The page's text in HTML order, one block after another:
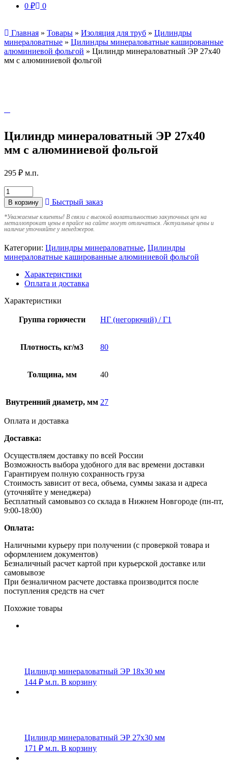
0 ₽ 0
Главная » Товары » Изоляция для труб » Цилиндры
минераловатные » Цилиндры минераловатные кашированные
алюминиевой фольгой » Цилиндр минераловатный ЭР 27х40
мм с алюминиевой фольгой
Цилиндр минераловатный ЭР 27х40
мм с алюминиевой фольгой
295 ₽ м.п.
В корзину Быстрый заказ
*Уважаемые клиенты! В связи с высокой волатильностью закупочных цен на
металлопрокат цены в прайсе на сайте могут отличаться. Актуальные цены и
наличие уточняйте у менеджеров.
Категории: Цилиндры минераловатные, Цилиндры
минераловатные кашированные алюминиевой фольгой
Характеристики
Оплата и доставка
Характеристики
Группа горючести НГ (негорючий) / Г1
Плотность, кг/м3 80
Толщина, мм 40
Внутренний диаметр, мм 27
Оплата и доставка
Доставка:
Осуществляем доставку по всей России
Возможность выбора удобного для вас времени доставки
Гарантируем полную сохранность груза
Стоимость зависит от веса, объема, суммы заказа и адреса
(уточняйте у менеджера)
Бесплатный самовывоз со склада в Нижнем Новгороде (пн-пт,
9:00-18:00)
Оплата:
Наличными курьеру при получении (с проверкой товара и
оформлением документов)
Безналичный расчет картой при курьерской доставке или
самовывозе
При безналичном расчете доставка производится после
поступления средств на счет
Похожие товары
Цилиндр минераловатный ЭР 18х30 мм
144 ₽ м.п. В корзину
Цилиндр минераловатный ЭР 27х30 мм
171 ₽ м.п. В корзину